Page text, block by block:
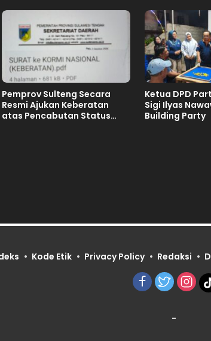
Pemprov Sulteng Secara
Resmi Ajukan Keberatan
atas Pencabutan Status
Ketua DPD
Sigi Ilyas
Building Party
Kode Etik Privacy Policy Redaksi
-